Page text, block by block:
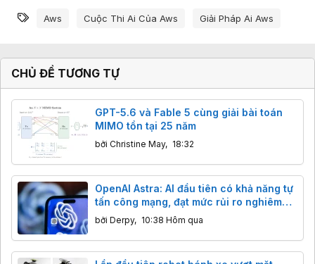
m
c
:
Từ khóa
Aws Cuộc Thi Ai Của Aws Giải Pháp Ai Aws
CHỦ ĐỀ TƯƠNG TỰ
GPT-5.6 và Fable 5 cùng giải bài toán
MIMO tồn tại 25 năm
bởi Christine May, 18:32
OpenAI Astra: AI đầu tiên có khả năng tự
tấn công mạng, đạt mức rủi ro nghiêm
trọng
bởi Derpy, 10:38 Hôm qua